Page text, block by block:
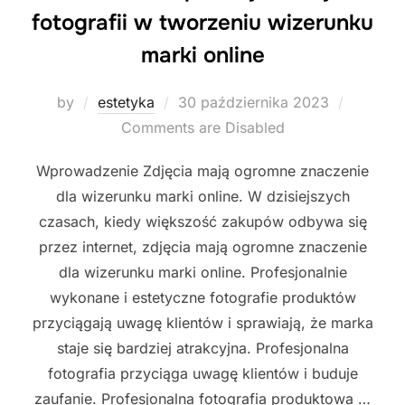
fotografii w tworzeniu wizerunku
marki online
by estetyka
Posted
on
30 października 2023
Comments are Disabled
Wprowadzenie Zdjęcia mają ogromne znaczenie
dla wizerunku marki online. W dzisiejszych
czasach, kiedy większość zakupów odbywa się
przez internet, zdjęcia mają ogromne znaczenie
dla wizerunku marki online. Profesjonalnie
wykonane i estetyczne fotografie produktów
przyciągają uwagę klientów i sprawiają, że marka
staje się bardziej atrakcyjna. Profesjonalna
fotografia przyciąga uwagę klientów i buduje
zaufanie. Profesjonalna fotografia produktowa …